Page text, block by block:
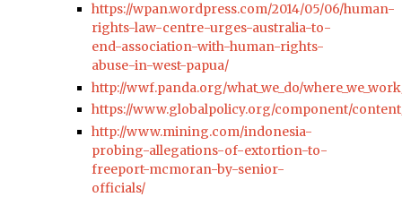
https://wpan.wordpress.com/2014/05/06/human-
rights-law-centre-urges-australia-to-
end-association-with-human-rights-
abuse-in-west-papua/
http://wwf.panda.org/what_we_do/
https://www.globalpolicy.org/component/
http://www.mining.com/indonesia-
probing-allegations-of-extortion-to-
freeport-mcmoran-by-senior-
officials/